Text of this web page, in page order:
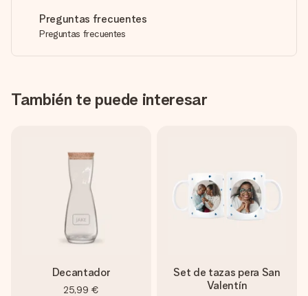
Preguntas frecuentes
Preguntas frecuentes
También te puede interesar
Decantador
25,99 €
Set de tazas pera San
Valentín